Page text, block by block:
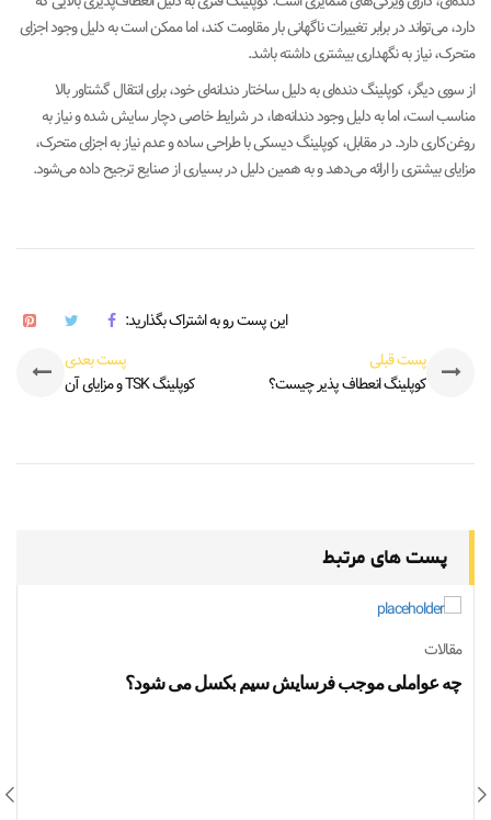
دارد، می‌تواند در برابر تغییرات ناگهانی بار مقاومت کند، اما ممکن است به دلیل وجود اجزای
متحرک، نیاز به نگهداری بیشتری داشته باشد.
از سوی دیگر، کوپلینگ دنده‌ای به دلیل ساختار دندانه‌ای خود، برای انتقال گشتاور بالا
مناسب است، اما به دلیل وجود دندانه‌ها، در شرایط خاصی دچار سایش شده و نیاز به
روغن‌کاری دارد. در مقابل، کوپلینگ دیسکی با طراحی ساده‌ و عدم نیاز به اجزای متحرک،
مزایای بیشتری را ارائه می‌دهد و به همین دلیل در بسیاری از صنایع ترجیح داده می‌شود.
این پست رو به اشتراک بگذارید:
پست قبلی
کوپلینگ انعطاف پذیر چیست؟
پست بعدی
کوپلینگ TSK و مزایای آن
پست های مرتبط
مقالات
چه عواملی موجب فرسایش سیم بکسل می شود؟